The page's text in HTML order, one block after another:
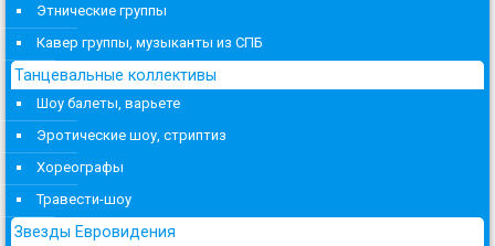
Этнические группы
Кавер группы, музыканты из СПБ
Танцевальные коллективы
Шоу балеты, варьете
Эротические шоу, стриптиз
Хореографы
Травести-шоу
Звезды Евровидения